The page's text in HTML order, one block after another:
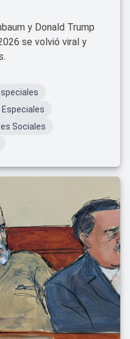
y Donald Trump
se volvió viral y
Especiales
Sociales